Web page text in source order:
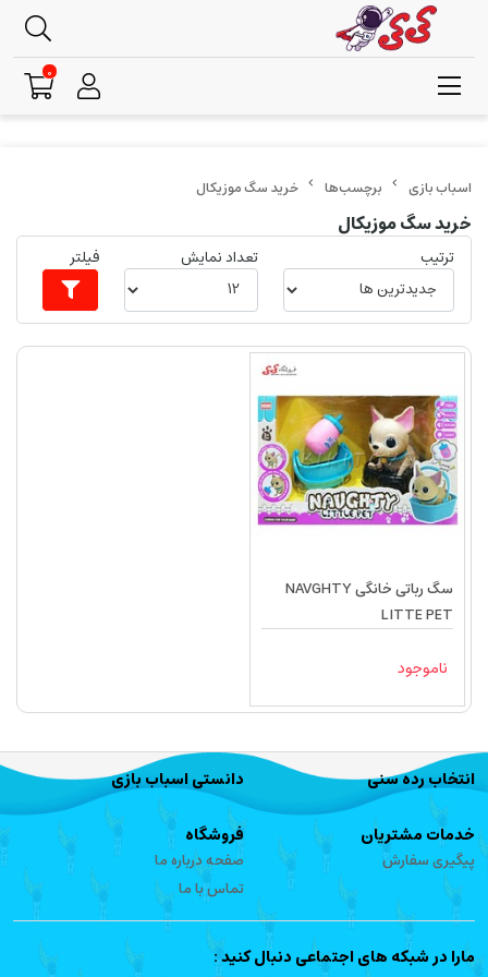
برچسب‌ها خرید سگ موزیکال
خرید سگ موزیکال
ترتیب تعداد نمایش فیلتر
سگ رباتی خانگی NAVGHTY
LITTE PET
ناموجود
انتخاب رده سنی دانستی اسباب بازی
خدمات مشتریان
پیگیری سفارش
فروشگاه
صفحه درباره ما
تماس با ما
مارا در شبکه های اجتماعی دنبال کنید :
0